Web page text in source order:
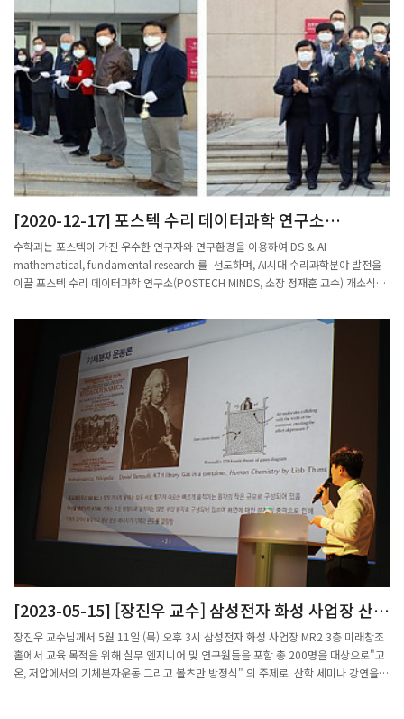
[2020-12-17] 포스텍 수리 데이터과학 연구소
(POSTECH MINDS) 개소식
수학과는 포스텍이 가진 우수한 연구자와 연구환경을 이용하여 DS & AI
mathematical, fundamental research 를 선도하며, AI시대 수리과학분야 발전을
이끌 포스텍 수리 데이터과학 연구소(POSTECH MINDS, 소장 정재훈 교수) 개소식을
니다.
[2023-05-15] [장진우 교수] 삼성전자 화성 사업장 산학
세미나 강연
장진우 교수님께서 5월 11일 (목) 오후 3시 삼성전자 화성 사업장 MR2 3층 미래창조
홀에서 교육 목적을 위해 실무 엔지니어 및 연구원들을 포함 총 200명을 대상으로"고
온, 저압에서의 기체분자운동 그리고 볼츠만 방정식" 의 주제로 산학 세미나 강연을